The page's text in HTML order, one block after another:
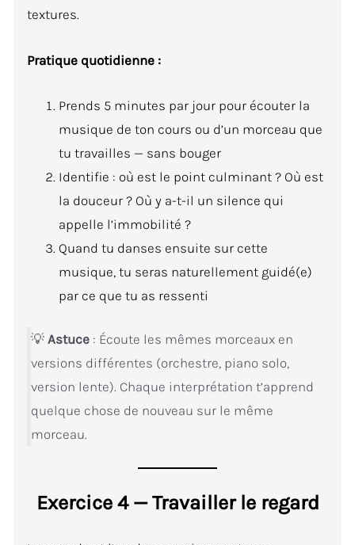
textures.
Pratique quotidienne :
Prends 5 minutes par jour pour écouter la
musique de ton cours ou d’un morceau que
tu travailles — sans bouger
Identifie : où est le point culminant ? Où est
la douceur ? Où y a-t-il un silence qui
appelle l’immobilité ?
Quand tu danses ensuite sur cette
musique, tu seras naturellement guidé(e)
par ce que tu as ressenti
💡Astuce : Écoute les mêmes morceaux en
versions différentes (orchestre, piano solo,
version lente). Chaque interprétation t’apprend
quelque chose de nouveau sur le même
morceau.
Exercice 4 — Travailler le regard